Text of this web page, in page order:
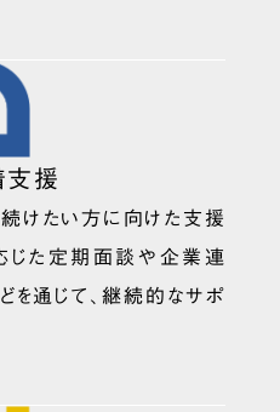
支援
続けたい方に向けた支援
じた定期面談や企業連
を通じて、継続的なサポ